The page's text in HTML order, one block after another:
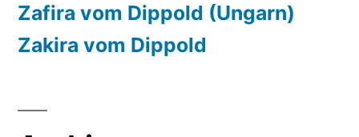
Zafira vom Dippold (Ungarn)
Zakira vom Dippold